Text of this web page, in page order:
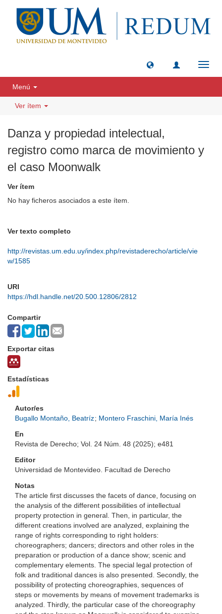
Menú
Ver ítem
Danza y propiedad intelectual,
registro como marca de movimiento y
el caso Moonwalk
Ver ítem
No hay ficheros asociados a este ítem.
Ver texto completo
http://revistas.um.edu.uy/index.php/revistaderecho/article/vie
w/1585
URI
https://hdl.handle.net/20.500.12806/2812
Compartir
Exportar citas
Estadísticas
Autor/es
Bugallo Montaño, Beatríz; Montero Fraschini, María Inés
En
Revista de Derecho; Vol. 24 Núm. 48 (2025); e481
Editor
Universidad de Montevideo. Facultad de Derecho
Notas
The article first discusses the facets of dance, focusing on
the analysis of the different possibilities of intellectual
property protection in general. Then, in particular, the
different creations involved are analyzed, explaining the
range of rights corresponding to right holders:
choreographers; dancers; directors and other roles in the
preparation or production of a dance show; scenic and
complementary elements. The special legal protection of
folk and traditional dances is also presented. Secondly, the
possibility of protecting choreographies, sequences of
steps or movements by means of movement trademarks is
analyzed. Thirdly, the particular case of the choreography